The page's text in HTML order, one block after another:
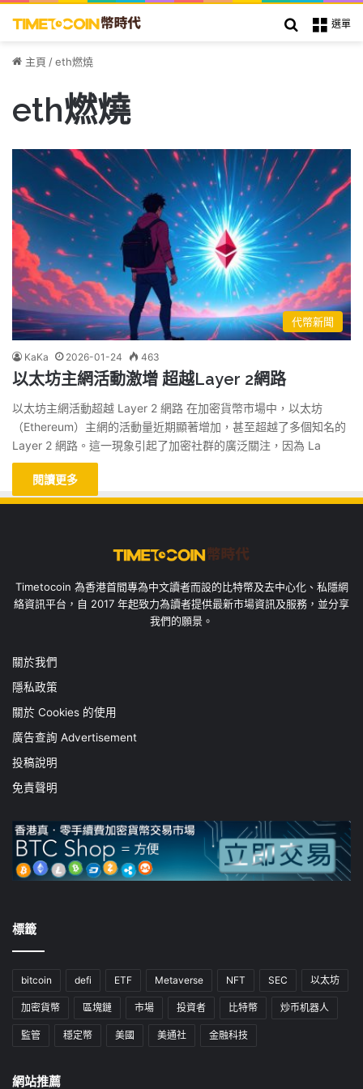
選單
搜索
主頁 /eth燃燒
eth燃燒
代幣新聞
KaKa 2026-01-24 463
以太坊主網活動激增 超越Layer 2網路
以太坊主網活動超越 Layer 2 網路 在加密貨幣市場中，以太坊
（Ethereum）主網的活動量近期顯著增加，甚至超越了多個知名的
Layer 2 網路。這一現象引起了加密社群的廣泛關注，因為 La
閱讀更多
Timetocoin 為香港首間專為中文讀者而設的比特幣及去中心化、私隱網
絡資訊平台，自 2017 年起致力為讀者提供最新市場資訊及服務，並分享
我們的願景。
關於我們
隱私政策
關於 Cookies 的使用
廣告查詢 Advertisement
投稿說明
免責聲明
標籤
bitcoin defi ETF Metaverse NFT SEC 以太坊
加密貨幣 區塊鏈 市場 投資者 比特幣 炒币机器人
監管 穩定幣 美國 美通社 金融科技
網站推薦